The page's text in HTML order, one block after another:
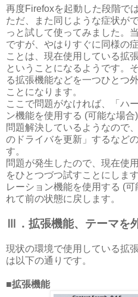
再度Firefoxを起動した段階で
ただ、また同じような症状が
っと試して使ってみました。
ですが、やはりすぐに同様の
ことは、現在使用している拡
ということになるようです。
る拡張機能などを一つひとつ
ことになります。
ここで問題がなければ、「ハ
ン機能を使用する (可能な場
問題解決しているようなので
のドライバを更新」するなど
す。
問題が発生したので、現在使
をひとつづつ試すことにしま
レーション機能を使用する (
れて前の状態に戻します。
Ⅲ．拡張機能、テーマを
現状の環境で使用している拡
は以下の通りです。
■拡張機能